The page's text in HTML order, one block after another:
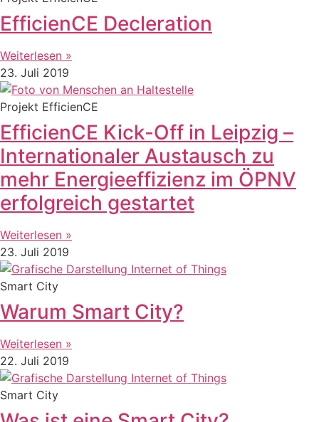
EfficienCE Decleration
Weiterlesen »
23. Juli 2019
Projekt EfficienCE
EfficienCE Kick-Off in Leipzig –
Internationaler Austausch zu
mehr Energieeffizienz im ÖPNV
erfolgreich gestartet
Weiterlesen »
23. Juli 2019
Smart City
Warum Smart City?
Weiterlesen »
22. Juli 2019
Smart City